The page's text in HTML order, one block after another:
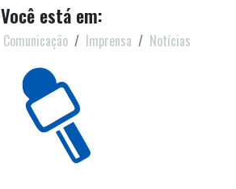
Você está em:
Comunicação Imprensa Notícias